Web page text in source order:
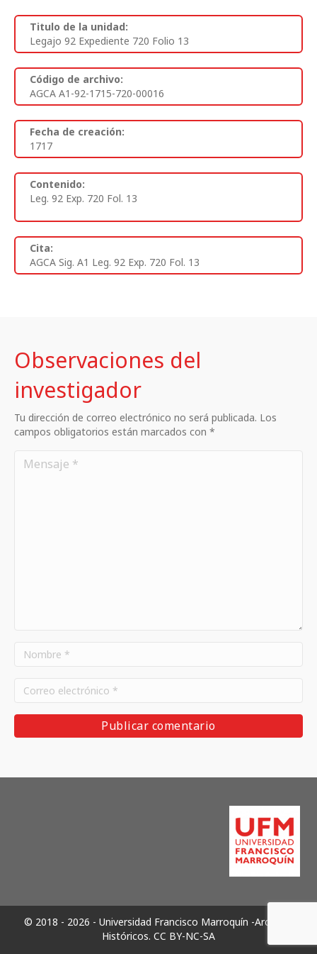
Titulo de la unidad:
Legajo 92 Expediente 720 Folio 13
Código de archivo:
AGCA A1-92-1715-720-00016
Fecha de creación:
1717
Contenido:
Leg. 92 Exp. 720 Fol. 13
Cita:
AGCA Sig. A1 Leg. 92 Exp. 720 Fol. 13
Observaciones del
investigador
Tu dirección de correo electrónico no será publicada. Los
campos obligatorios están marcados con *
© 2018 - 2026 - Universidad Francisco Marroquín -Archivos
Históricos. CC BY-NC-SA